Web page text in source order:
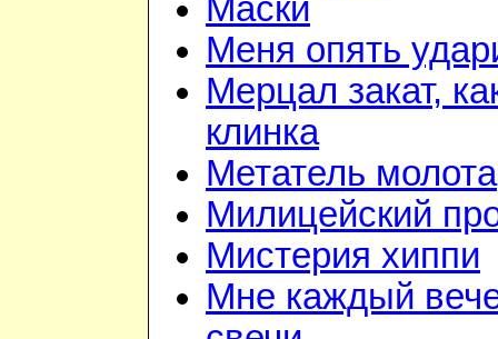
Маски
Меня опять
Мерцал закат,
клинка
Метатель молота
Милицейский
Мистерия хиппи
Мне каждый